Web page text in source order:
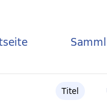
Titel